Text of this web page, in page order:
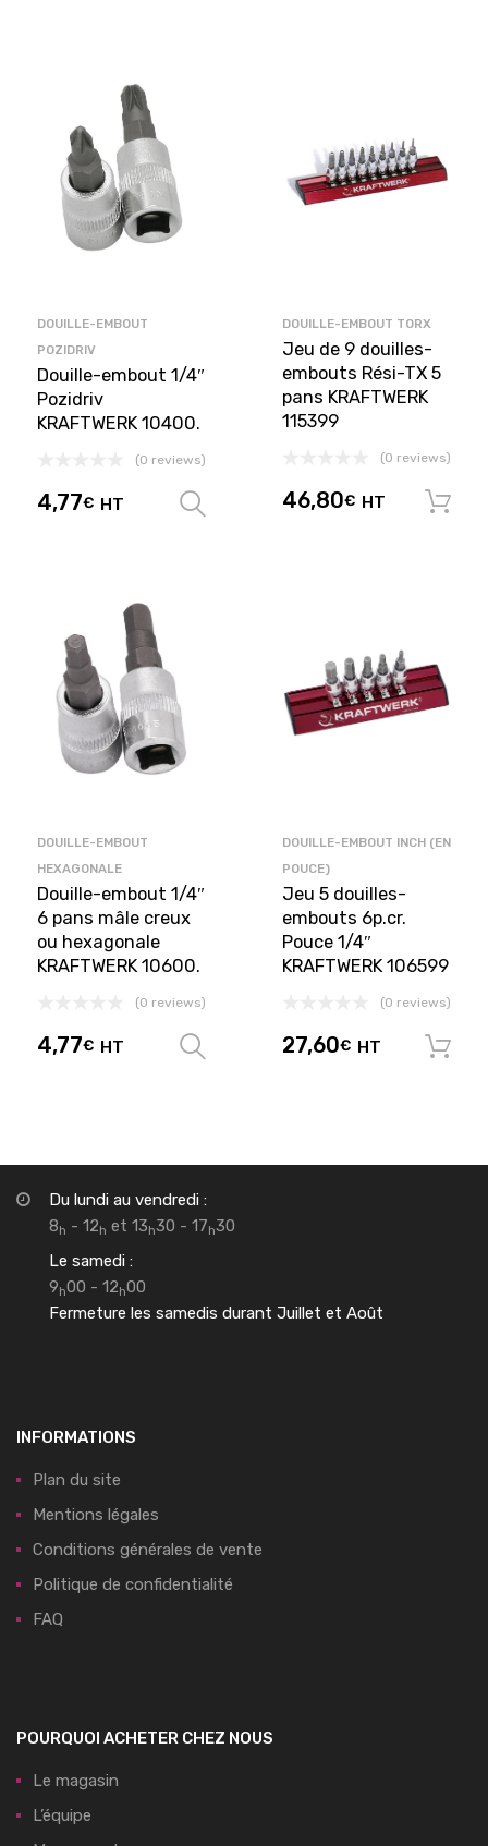
DOUILLE-EMBOUT
POZIDRIV
Douille-embout 1/4″
Pozidriv
KRAFTWERK 10400.
(0 reviews)
4,77€ HT Choix des options
DOUILLE-EMBOUT TORX
Jeu de 9 douilles-
embouts Rési-TX 5
pans KRAFTWERK
115399
(0 reviews)
46,80€ HT
DOUILLE-EMBOUT
HEXAGONALE
Douille-embout 1/4″
6 pans mâle creux
ou hexagonale
KRAFTWERK 10600.
(0 reviews)
4,77€ HT Choix des options
DOUILLE-EMBOUT INCH (EN
POUCE)
Jeu 5 douilles-
embouts 6p.cr.
Pouce 1/4″
KRAFTWERK 106599
(0 reviews)
27,60€ HT
Du lundi au vendredi :
8h - 12h et 13h30 - 17h30
Le samedi :
9h00 - 12h00
Fermeture les samedis durant Juillet et Août
INFORMATIONS
Plan du site
Mentions légales
Conditions générales de vente
Politique de confidentialité
FAQ
POURQUOI ACHETER CHEZ NOUS
Le magasin
L’équipe